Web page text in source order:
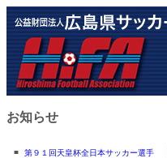
お知らせ
■
第９１回天皇杯全日本サッカー選手